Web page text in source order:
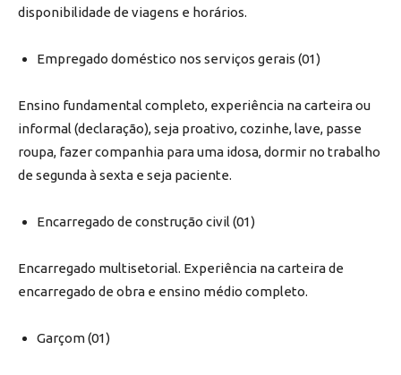
disponibilidade de viagens e horários.
Empregado doméstico nos serviços gerais (01)
Ensino fundamental completo, experiência na carteira ou
informal (declaração), seja proativo, cozinhe, lave, passe
roupa, fazer companhia para uma idosa, dormir no trabalho
de segunda à sexta e seja paciente.
Encarregado de construção civil (01)
Encarregado multisetorial. Experiência na carteira de
encarregado de obra e ensino médio completo.
Garçom (01)